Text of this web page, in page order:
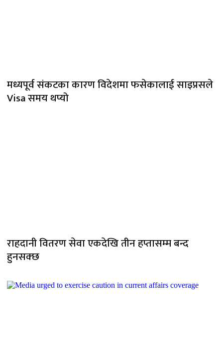
मध्यपूर्व संकटका कारण विदेशमा फसेकालाई साइप्रसले
Visa समय थप्यो
राहदानी वितरण सेवा एकदेखि तीन हप्तासम्म बन्द
हुनसक्छ